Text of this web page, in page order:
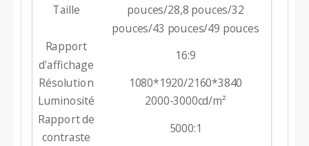
Taille pouces/28,8 pouces/32
pouces/43 pouces/49 pouces
Rapport
d'affichage
16:9
Résolution
1080*1920/2160*3840
Luminosité
2000-3000cd/m²
Rapport de
contraste
5000:1